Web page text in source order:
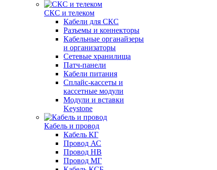
СКС и телеком
Кабели для СКС
Разъемы и коннекторы
Кабельные органайзеры
и организаторы
Сетевые хранилища
Патч-панели
Кабели питания
Сплайс-кассеты и
кассетные модули
Модули и вставки
Keystone
Кабель и провод
Кабель КГ
Провод АС
Провод НВ
Провод МГ